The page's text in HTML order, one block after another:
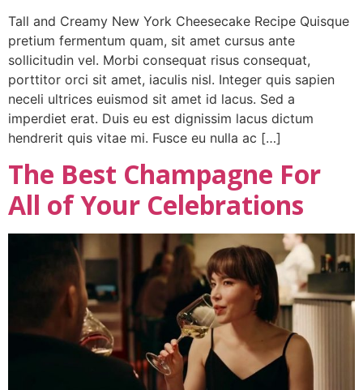
Tall and Creamy New York Cheesecake Recipe Quisque
pretium fermentum quam, sit amet cursus ante
sollicitudin vel. Morbi consequat risus consequat,
porttitor orci sit amet, iaculis nisl. Integer quis sapien
neceli ultrices euismod sit amet id lacus. Sed a
imperdiet erat. Duis eu est dignissim lacus dictum
hendrerit quis vitae mi. Fusce eu nulla ac […]
The Best Champagne For
All of Your Celebrations